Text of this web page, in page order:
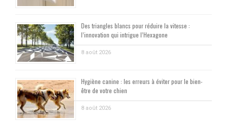
Des triangles blancs pour réduire la vitesse :
l’innovation qui intrigue l’Hexagone
8 août 2026
Hygiène canine : les erreurs à éviter pour le bien-
être de votre chien
8 août 2026